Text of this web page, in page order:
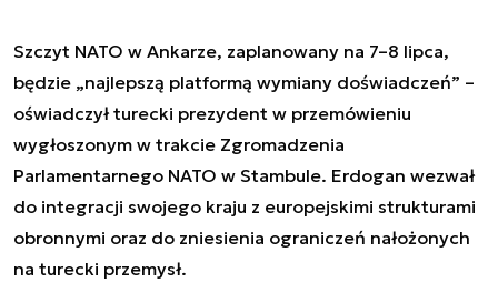
Szczyt NATO w Ankarze, zaplanowany na 7–8 lipca,
będzie „najlepszą platformą wymiany doświadczeń” –
oświadczył turecki prezydent w przemówieniu
wygłoszonym w trakcie Zgromadzenia
Parlamentarnego NATO w Stambule. Erdogan wezwał
do integracji swojego kraju z europejskimi strukturami
obronnymi oraz do zniesienia ograniczeń nałożonych
na turecki przemysł.